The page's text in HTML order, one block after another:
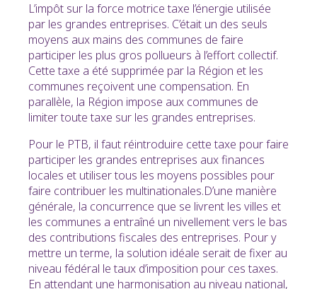
L’impôt sur la force motrice taxe l’énergie utilisée
par les grandes entreprises. C’était un des seuls
moyens aux mains des communes de faire
participer les plus gros pollueurs à l’effort collectif.
Cette taxe a été supprimée par la Région et les
communes reçoivent une compensation. En
parallèle, la Région impose aux communes de
limiter toute taxe sur les grandes entreprises.
Pour le PTB, il faut réintroduire cette taxe pour faire
participer les grandes entreprises aux finances
locales et utiliser tous les moyens possibles pour
faire contribuer les multinationales.D’une manière
générale, la concurrence que se livrent les villes et
les communes a entraîné un nivellement vers le bas
des contributions fiscales des entreprises. Pour y
mettre un terme, la solution idéale serait de fixer au
niveau fédéral le taux d’imposition pour ces taxes.
En attendant une harmonisation au niveau national,